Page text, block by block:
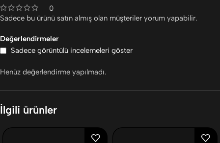
0
Değerlendirmeler
Sadece görüntülü incelemeleri göster
Henüz değerlendirme yapılmadı.
Sadece bu ürünü satın almış olan müşteriler yorum yapabilir.
İlgili ürünler